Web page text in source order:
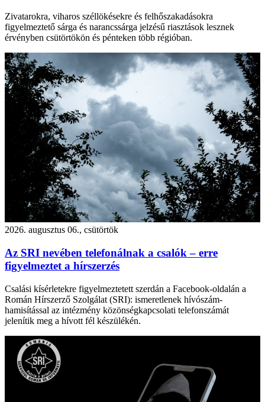
Zivatarokra, viharos széllökésekre és felhőszakadásokra
figyelmeztető sárga és narancssárga jelzésű riasztások lesznek
érvényben csütörtökön és pénteken több régióban.
2026. augusztus 06., csütörtök
Az SRI nevében telefonálnak a csalók – erre
figyelmeztet a hírszerzés
Csalási kísérletekre figyelmeztetett szerdán a Facebook-oldalán a
Román Hírszerző Szolgálat (SRI): ismeretlenek hívószám-
hamisítással az intézmény közönségkapcsolati telefonszámát
jelenítik meg a hívott fél készülékén.